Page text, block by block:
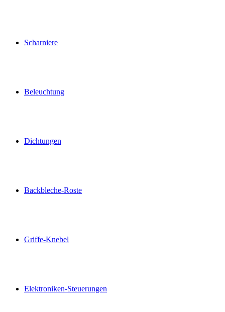
Scharniere
Beleuchtung
Dichtungen
Backbleche-Roste
Griffe-Knebel
Elektroniken-Steuerungen